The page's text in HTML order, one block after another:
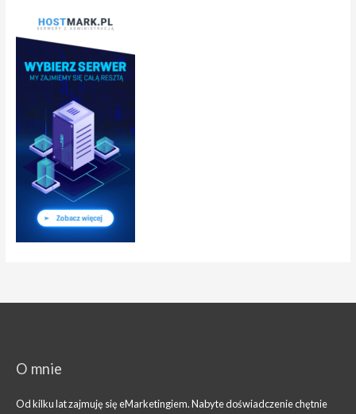
O mnie
Od kilku lat zajmuję się eMarketingiem. Nabyte doświadczenie chętnie